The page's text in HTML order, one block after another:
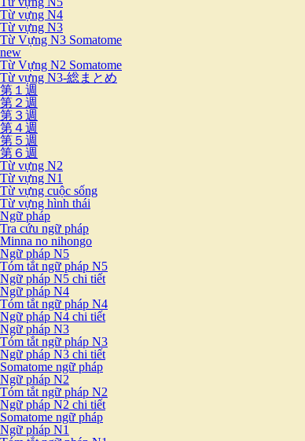
Từ vựng N4
Từ vựng N3
Từ Vựng N3 Somatome
new
Từ Vựng N2 Somatome
Từ vựng N3-総まとめ
第１週
第２週
第３週
第４週
第５週
第６週
Từ vựng N2
Từ vựng N1
Từ vựng cuộc sống
Từ vựng hình thái
Ngữ pháp
Tra cứu ngữ pháp
Minna no nihongo
Ngữ pháp N5
Tóm tắt ngữ pháp N5
Ngữ pháp N5 chi tiết
Ngữ pháp N4
Tóm tắt ngữ pháp N4
Ngữ pháp N4 chi tiết
Ngữ pháp N3
Tóm tắt ngữ pháp N3
Ngữ pháp N3 chi tiết
Somatome ngữ pháp
Ngữ pháp N2
Tóm tắt ngữ pháp N2
Ngữ pháp N2 chi tiết
Somatome ngữ pháp
Ngữ pháp N1